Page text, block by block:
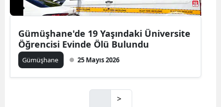
Gümüşhane'de 19 Yaşındaki Üniversite
Öğrencisi Evinde Ölü Bulundu
Gümüşhane 25 Mayıs 2026
>